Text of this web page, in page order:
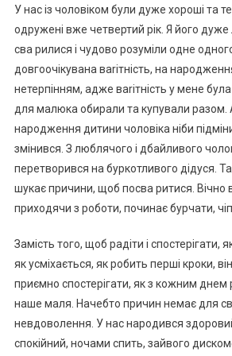
У нас із чоловіком були дуже хороші та
одружені вже четвертий рік. Я його
сва рилися і чудово розуміли одне
довгоочікувана ваrітність, на
нетерпінням, адже ваrітність у мене
для малюка обирали та купували разом.
народження дитини чоловіка ніби
змінився. З люблячого і дбайливого
перетворився на буркотливого дідуся.
шукає причини, щоб посва ритися. Вічно
приходячи з роботи, починає бурчати,
Замість того, щоб радіти і спостерігати,
як усміхається, як робить перші кроки,
приємно спостерігати, як з кожним днем
наше маля. Начебто причин немає для
невдоволення. У нас народився
спокійний, ночами спить, зайвого